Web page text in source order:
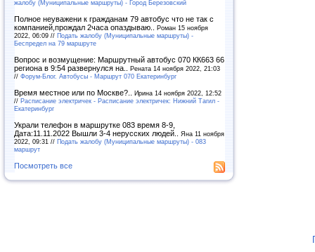
жалобу (Муниципальные маршруты) - Город Березовский
Полное неуважени к гражданам 79 автобус что не так с
компанией,прождал 2часа опаздываю.. Роман 15 ноября
2022, 06:09 // Подать жалобу (Муниципальные маршруты) -
Беспредел на 79 маршруте
Вопрос и возмущение: Маршрутный автобус 070 КК663 66
региона в 9:54 развернулся на.. Рената 14 ноября 2022, 21:03
// Форум-Блог. Автобусы - Маршрут 070 Екатеринбург
Время местное или по Москве?.. Ирина 14 ноября 2022, 12:52
// Расписание электричек - Расписание электричек: Нижний Тагил -
Екатеринбург
Украли телефон в маршрутке 083 время 8-9,
Дата:11.11.2022 Вышли 3-4 нерусских людей.. Яна 11 ноября
2022, 09:31 // Подать жалобу (Муниципальные маршруты) - 083
маршрут
Посмотреть все